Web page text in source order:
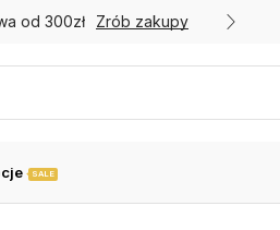
od 300zł Zrób zakupy
SALE